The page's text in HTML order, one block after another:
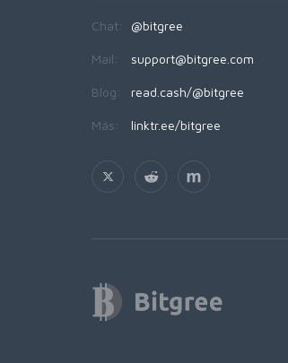
Chat: @bitgree
Mail: support@bitgree.com
Blog: read.cash/@bitgree
Más: linktr.ee/bitgree